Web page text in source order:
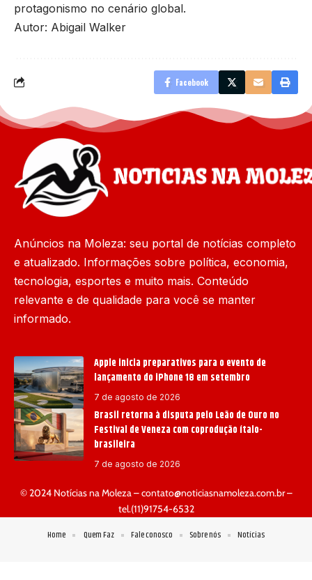
protagonismo no cenário global.
Autor: Abigail Walker
Facebook
Anúncios na Moleza: seu portal de notícias completo
e atualizado. Informações sobre política, economia,
tecnologia, esportes e muito mais. Conteúdo
relevante e de qualidade para você se manter
informado.
Apple inicia preparativos para o evento de
lançamento do iPhone 18 em setembro
7 de agosto de 2026
Brasil retorna à disputa pelo Leão de Ouro no
Festival de Veneza com coprodução ítalo-
brasileira
7 de agosto de 2026
© 2024 Notícias na Moleza –contato@noticiasnamoleza.com.br–
tel.(11)91754-6532
Home Quem Faz Fale conosco Sobre nós Notícias